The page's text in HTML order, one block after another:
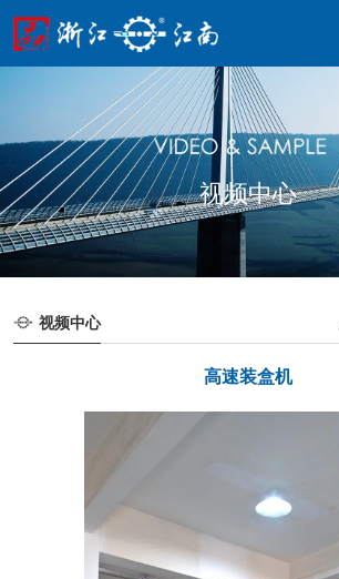
视频中心
视频中心
高速装盒机